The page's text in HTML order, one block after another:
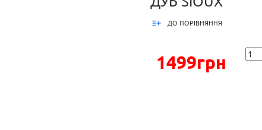
ДО ПОРІВНЯННЯ
1499грн